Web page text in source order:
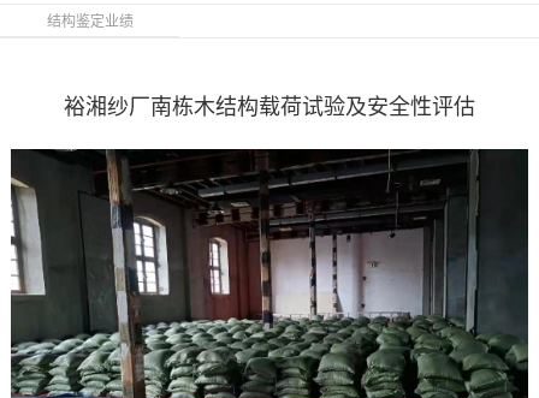
结构鉴定业绩
裕湘纱厂南栋木结构载荷试验及安全性评估